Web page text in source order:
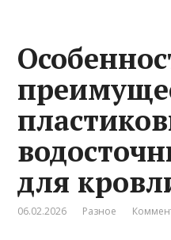
для
06.02.2026 Разное